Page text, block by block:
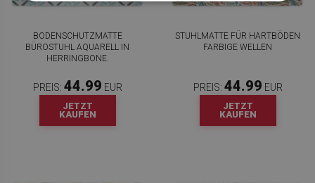
BODENSCHUTZMATTE
BÜROSTUHL AQUARELL IN
HERRINGBONE.
PREIS: 44.99 EUR
JETZT
KAUFEN
STUHLMATTE FÜR HARTBÖDEN
FARBIGE WELLEN
PREIS: 44.99 EUR
JETZT
KAUFEN